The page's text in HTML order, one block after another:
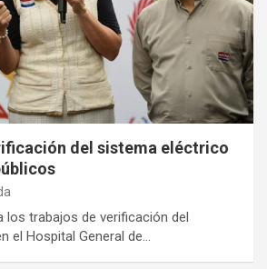
del sistema eléctrico
los trabajos de verificación del
el Hospital General de…